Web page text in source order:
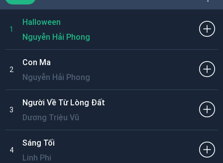
1
Halloween
Nguyễn Hải Phong
2
Con Ma
Nguyễn Hải Phong
3
Người Về Từ Lòng Đất
Dương Triệu Vũ
4
Sáng Tối
Linh Phi